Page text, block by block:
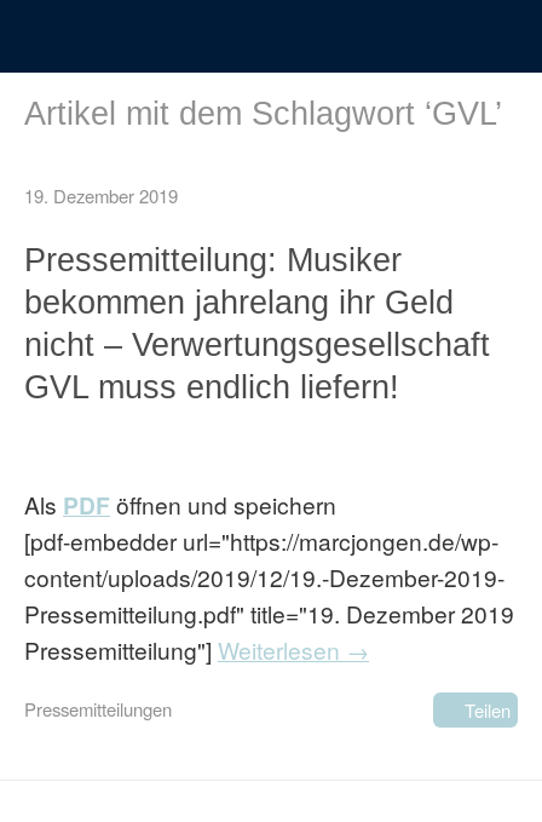
Artikel mit dem Schlagwort ‘GVL’
19. Dezember 2019
Pressemitteilung: Musiker
bekommen jahrelang ihr Geld
nicht – Verwertungsgesellschaft
GVL muss endlich liefern!
Als PDF öffnen und speichern
[pdf-embedder url="https://marcjongen.de/wp-
content/uploads/2019/12/19.-Dezember-2019-
Pressemitteilung.pdf" title="19. Dezember 2019
Pressemitteilung"] Weiterlesen →
Pressemitteilungen Teilen